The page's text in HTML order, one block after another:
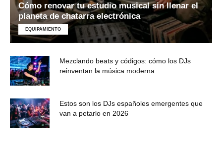
Cómo renovar tu estudio musical sin llenar el
planeta de chatarra electrónica
EQUIPAMIENTO
Mezclando beats y códigos: cómo los DJs
reinventan la música moderna
Estos son los DJs españoles emergentes que
van a petarlo en 2026